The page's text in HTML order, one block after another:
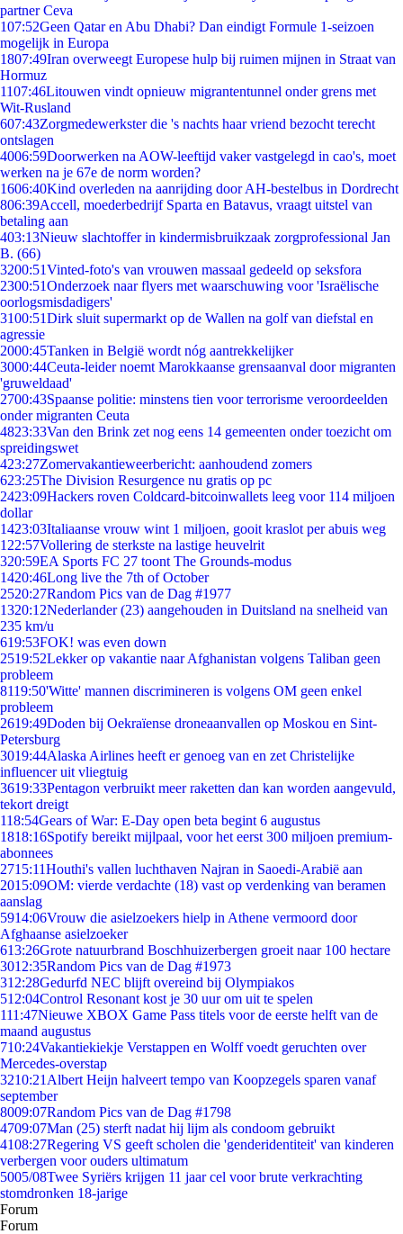
partner Ceva
107:52Geen Qatar en Abu Dhabi? Dan eindigt Formule 1-seizoen
mogelijk in Europa
1807:49Iran overweegt Europese hulp bij ruimen mijnen in Straat van
Hormuz
1107:46Litouwen vindt opnieuw migrantentunnel onder grens met
Wit-Rusland
607:43Zorgmedewerkster die 's nachts haar vriend bezocht terecht
ontslagen
4006:59Doorwerken na AOW-leeftijd vaker vastgelegd in cao's, moet
werken na je 67e de norm worden?
1606:40Kind overleden na aanrijding door AH-bestelbus in Dordrecht
806:39Accell, moederbedrijf Sparta en Batavus, vraagt uitstel van
betaling aan
403:13Nieuw slachtoffer in kindermisbruikzaak zorgprofessional Jan
B. (66)
3200:51Vinted-foto's van vrouwen massaal gedeeld op seksfora
2300:51Onderzoek naar flyers met waarschuwing voor 'Israëlische
oorlogsmisdadigers'
3100:51Dirk sluit supermarkt op de Wallen na golf van diefstal en
agressie
2000:45Tanken in België wordt nóg aantrekkelijker
3000:44Ceuta-leider noemt Marokkaanse grensaanval door migranten
'gruweldaad'
2700:43Spaanse politie: minstens tien voor terrorisme veroordeelden
onder migranten Ceuta
4823:33Van den Brink zet nog eens 14 gemeenten onder toezicht om
spreidingswet
423:27Zomervakantieweerbericht: aanhoudend zomers
623:25The Division Resurgence nu gratis op pc
2423:09Hackers roven Coldcard-bitcoinwallets leeg voor 114 miljoen
dollar
1423:03Italiaanse vrouw wint 1 miljoen, gooit kraslot per abuis weg
1 22:57Vollering de sterkste na lastige heuvelrit
320:59EA Sports FC 27 toont The Grounds-modus
1420:46Long live the 7th of October
2520:27Random Pics van de Dag #1977
1320:12Nederlander (23) aangehouden in Duitsland na snelheid van
235 km/u
619:53FOK! was even down
2519:52Lekker op vakantie naar Afghanistan volgens Taliban geen
probleem
8119:50'Witte' mannen discrimineren is volgens OM geen enkel
probleem
2619:49Doden bij Oekraïense droneaanvallen op Moskou en Sint-
Petersburg
3019:44Alaska Airlines heeft er genoeg van en zet Christelijke
influencer uit vliegtuig
3619:33Pentagon verbruikt meer raketten dan kan worden aangevuld,
tekort dreigt
118:54Gears of War: E-Day open beta begint 6 augustus
1818:16Spotify bereikt mijlpaal, voor het eerst 300 miljoen premium-
abonnees
2715:11Houthi's vallen luchthaven Najran in Saoedi-Arabië aan
2015:09OM: vierde verdachte (18) vast op verdenking van beramen
aanslag
5914:06Vrouw die asielzoekers hielp in Athene vermoord door
Afghaanse asielzoeker
613:26Grote natuurbrand Boschhuizerbergen groeit naar 100 hectare
3012:35Random Pics van de Dag #1973
312:28Gedurfd NEC blijft overeind bij Olympiakos
512:04Control Resonant kost je 30 uur om uit te spelen
111:47Nieuwe XBOX Game Pass titels voor de eerste helft van de
maand augustus
710:24Vakantiekiekje Verstappen en Wolff voedt geruchten over
Mercedes-overstap
3210:21 Albert Heijn halveert tempo van Koopzegels sparen vanaf
september
8009:07Random Pics van de Dag #1798
4709:07Man (25) sterft nadat hij lijm als condoom gebruikt
4108:27Regering VS geeft scholen die 'genderidentiteit' van kinderen
verbergen voor ouders ultimatum
5005/08Twee Syriërs krijgen 11 jaar cel voor brute verkrachting
stomdronken 18-jarige
Forum
Forum